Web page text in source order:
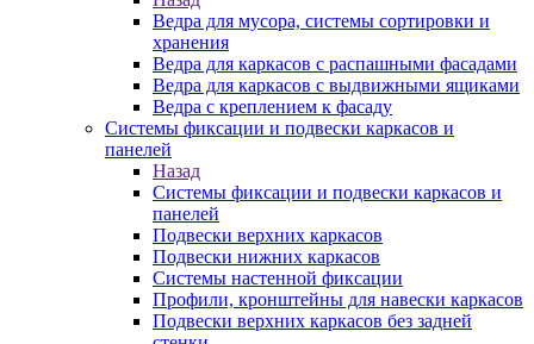
Ведра для мусора, системы сортировки и
хранения
Ведра для каркасов с распашными фасадами
Ведра для каркасов с выдвижными ящиками
Ведра с креплением к фасаду
Системы фиксации и подвески каркасов и
панелей
Назад
Системы фиксации и подвески каркасов и
панелей
Подвески верхних каркасов
Подвески нижних каркасов
Системы настенной фиксации
Профили, кронштейны для навески каркасов
Подвески верхних каркасов без задней